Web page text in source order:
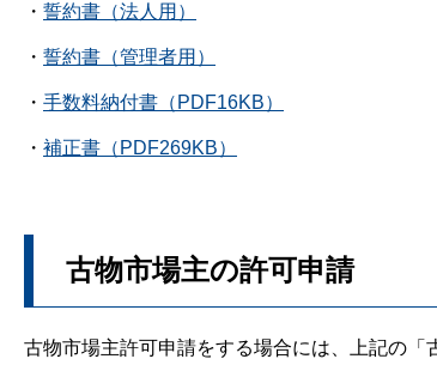
・ 誓約書（法人用）
・ 誓約書（管理者用）
・ 手数料納付書（PDF16KB）
・ 補正書（PDF269KB）
古物市場主の許可申請
古物市場主許可申請をする場合には、上記の「